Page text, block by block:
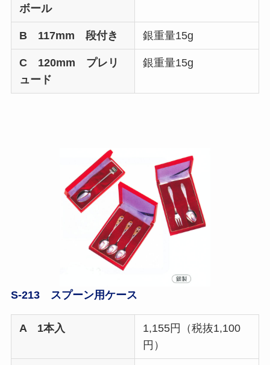
ボール
B 117mm 段付き 銀重量15g
C 120mm プレリ
ュード
銀重量15g
S-213 スプーン用ケース
A 1本入
1,155円（税抜1,100
円）